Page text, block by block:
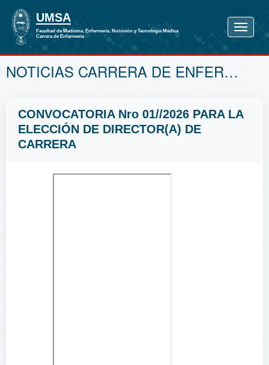
NOTICIAS CARRERA DE ENFERMERÍA
CONVOCATORIA Nro 01//2026 PARA LA
ELECCIÓN DE DIRECTOR(A) DE
CARRERA